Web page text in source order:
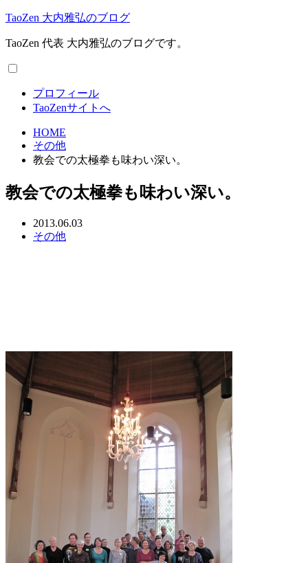
TaoZen 大内雅弘のブログ
TaoZen 代表 大内雅弘のブログです。
プロフィール
TaoZenサイトへ
HOME
その他
教会での太極拳も味わい深い。
教会での太極拳も味わい深い。
2013.06.03
その他